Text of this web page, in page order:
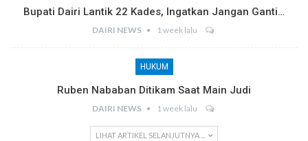
Bupati Dairi Lantik 22 Kades, Ingatkan Jangan Ganti…
DAIRI NEWS 1 week lalu
HUKUM
Ruben Nababan Ditikam Saat Main Judi
DAIRI NEWS 1 week lalu
LIHAT ARTIKEL SELANJUTNYA ...